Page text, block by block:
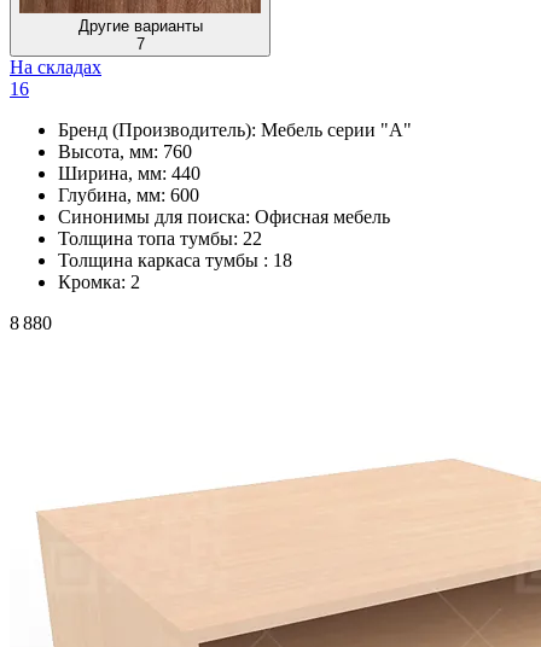
Другие варианты
7
На складах
16
Бренд (Производитель): Мебель серии "А"
Высота, мм: 760
Ширина, мм: 440
Глубина, мм: 600
Синонимы для поиска: Офисная мебель
Толщина топа тумбы: 22
Толщина каркаса тумбы : 18
Кромка: 2
8 880